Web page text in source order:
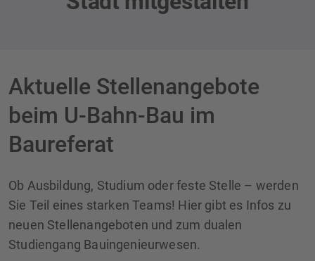
Aktuelle Stellenangebote
beim U-Bahn-Bau im
Baureferat
Ob Ausbildung, Studium oder feste Stelle – werden
Sie Teil eines starken Teams! Hier gibt es Infos zu
neuen Stellenangeboten und zum dualen
Studiengang Bauingenieurwesen.